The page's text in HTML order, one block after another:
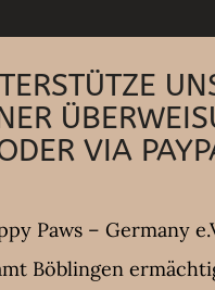
VIA
Paws – Germany
Böblingen